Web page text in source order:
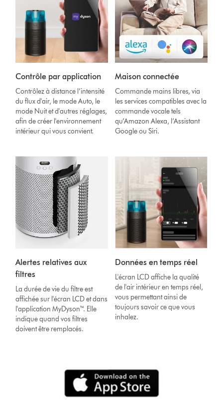
Contrôle par application
Contrôlez à distance l’intensité
du flux d'air, le mode Auto, le
mode Nuit et d'autres réglages,
afin de créer l'environnement
intérieur qui vous convient.
Maison connectée
Commande mains libres, via
les services compatibles avec la
commande vocale tels
qu’Amazon Alexa, l’Assistant
Google ou Siri.
Alertes relatives aux
filtres
La durée de vie du filtre est
affichée sur l'écran LCD et dans
l'application MyDyson™. Elle
indique quand vos filtres
doivent être remplacés.
Données en temps réel
L'écran LCD affiche la qualité
de l'air intérieur en temps réel,
vous permettant ainsi de
toujours savoir ce que vous
inhalez.